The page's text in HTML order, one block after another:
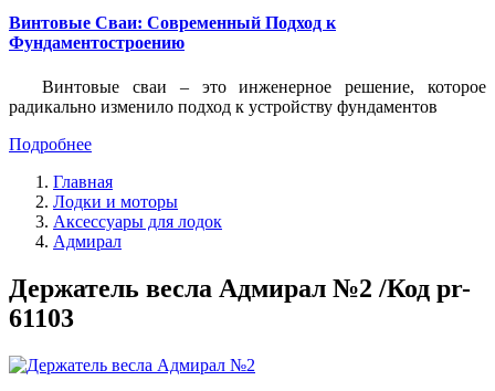
Винтовые Сваи: Современный Подход к
Фундаментостроению
Винтовые сваи – это инженерное решение, которое
радикально изменило подход к устройству фундаментов
Подробнее
Главная
Лодки и моторы
Аксессуары для лодок
Адмирал
Держатель весла Адмирал №2 /Код pr-
61103